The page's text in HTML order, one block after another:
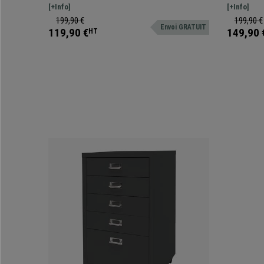
l'aide de tôles en acier avec une grande capacité de
stockage.
[+Info]
199,90 €
119,90 €HT Envoi GRATUIT
Chêne
moderne,
[+Info]
199,90 €
149,90